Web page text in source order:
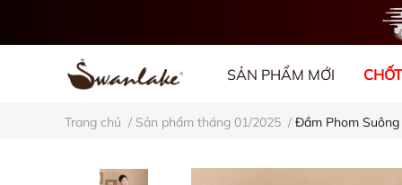
SẢN PHẨM MỚI
VỀ CHÚNG TÔI
Trang chủ / Sản phẩm tháng 01/2025 / Đầm Phom